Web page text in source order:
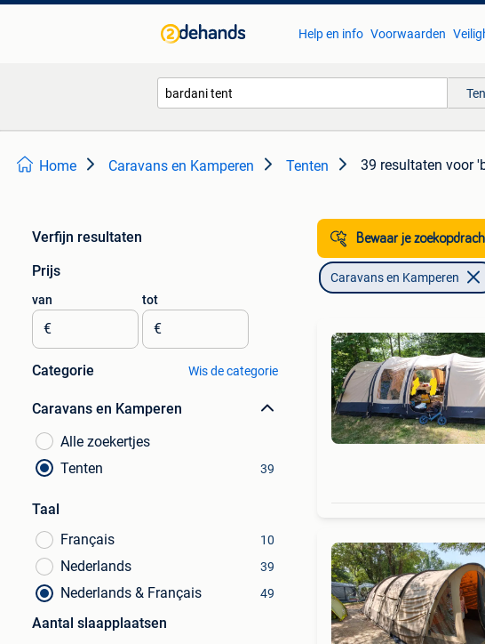
Help en info Voorwaarden
Home Caravans en Kamperen Tenten 39 resultaten voor
Verfijn resultaten
Prijs
van
€
tot
€
Categorie Wis de categorie
Caravans en Kamperen
Alle zoekertjes
Tenten
39
Taal
Français
10
Nederlands 39
Nederlands & Français 49
Aantal slaapplaatsen
Bewaar je
Caravans en Kamperen